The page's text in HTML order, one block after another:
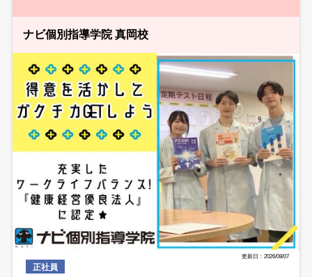
ナビ個別指導学院 真岡校
更新日：2026/08/07
正社員